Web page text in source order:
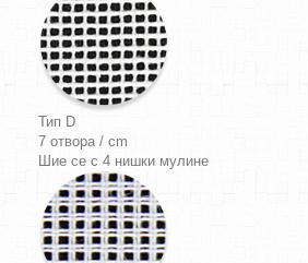
Тип D
7 отвора / cm
Шие се с 4 нишки мулине